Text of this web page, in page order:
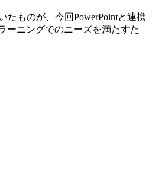
ものが、今回PowerPointと連携
ーニングでのニーズを満たすた